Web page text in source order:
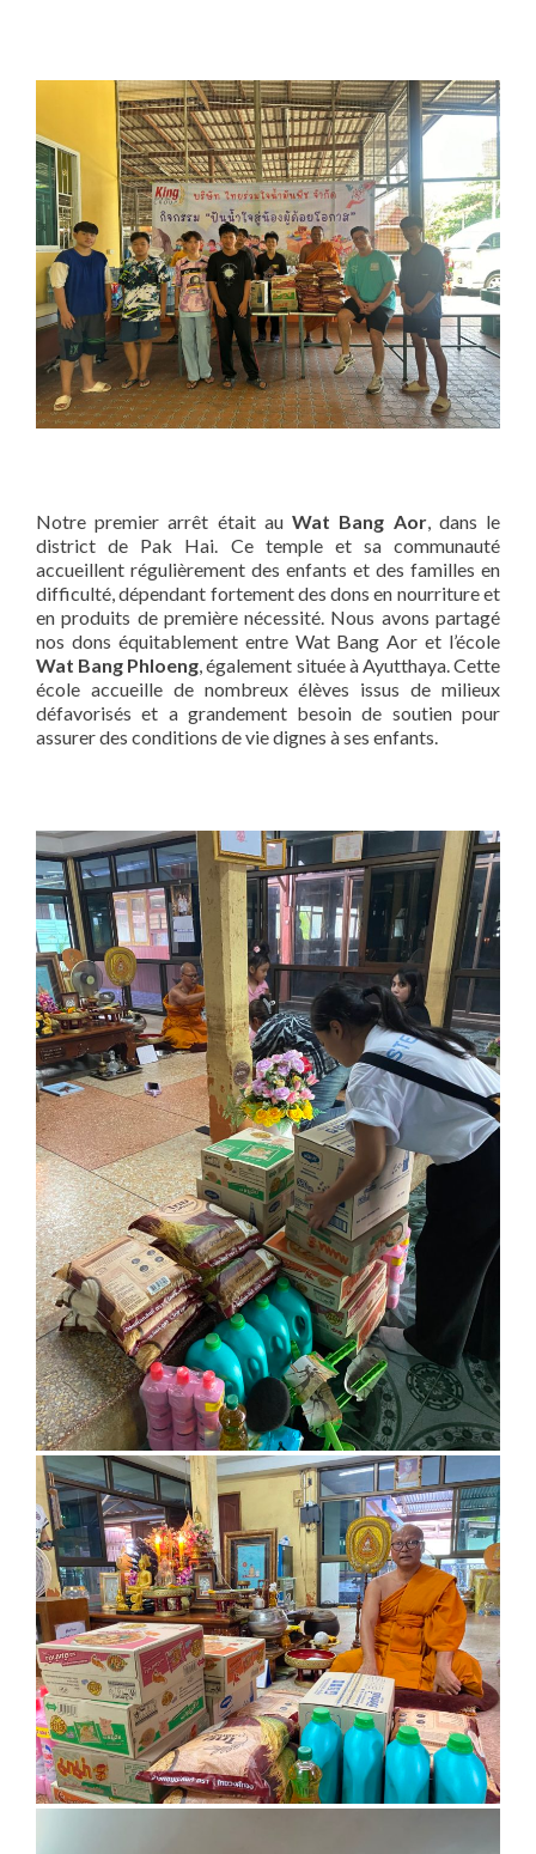
Notre premier arrêt était auWat Bang Aor, dans le
district de Pak Hai. Ce temple et sa communauté
accueillent régulièrement des enfants et des familles en
difficulté, dépendant fortement des dons en nourriture et
en produits de première nécessité. Nous avons partagé
nos dons équitablement entre Wat Bang Aor et l’école
Wat Bang Phloeng, également située à Ayutthaya. Cette
école accueille de nombreux élèves issus de milieux
défavorisés et a grandement besoin de soutien pour
assurer des conditions de vie dignes à ses enfants.